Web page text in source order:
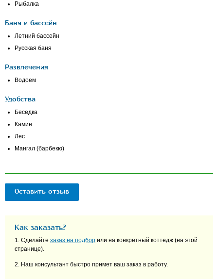
Рыбалка
Баня и бассейн
Летний бассейн
Русская баня
Развлечения
Водоем
Удобства
Беседка
Камин
Лес
Мангал (барбекю)
Оставить отзыв
Как заказать?
1. Сделайте заказ на подбор или на конкретный коттедж (на этой
странице).
2. Наш консультант быстро примет ваш заказ в работу.